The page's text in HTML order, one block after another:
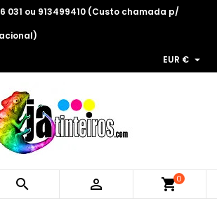
031 ou 913499410 (Custo chamada p/
EUR € 
  shopping_cart0
listas de desejos ×
×
((modalDeleteText))
×
Cancelar Create wishlist
×
logged in to save products in your
Cancelar